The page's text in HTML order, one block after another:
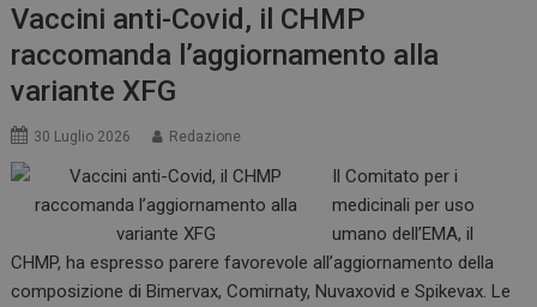
Vaccini anti-Covid, il CHMP
raccomanda l’aggiornamento alla
variante XFG
30 Luglio 2026 Redazione
Il Comitato per i
medicinali per uso
umano dell’EMA, il
CHMP, ha espresso parere favorevole all’aggiornamento della
composizione di Bimervax, Comirnaty, Nuvaxovid e Spikevax. Le
tracking-sites-
www.dailyhealthindustry.it
2 giorni